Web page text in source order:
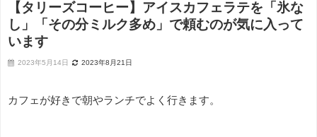
【タリーズコーヒー】アイスカフェラテを「氷な
し」「その分ミルク多め」で頼むのが気に入って
います
2023年5月14日 2023年8月21日
カフェが好きで朝やランチでよく行きます。